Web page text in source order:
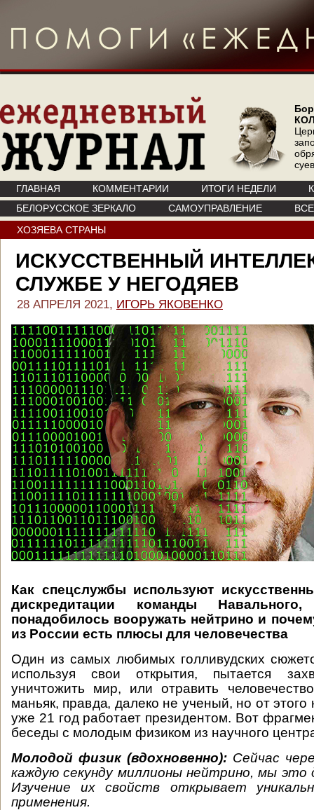
ГЛАВНАЯ КОММЕНТАРИИ ИТОГИ НЕДЕЛИ
БЕЛОРУССКОЕ ЗЕРКАЛО
САМОУПРАВЛЕНИЕ
ХОЗЯЕВА СТРАНЫ
ИСКУССТВЕННЫЙ
СЛУЖБЕ У НЕГОДЯЕВ
28 АПРЕЛЯ 2021, ИГОРЬ ЯКОВЕНКО
Как спецслужбы используют
дискредитации команды
понадобилось вооружать нейтрино и
из России есть плюсы для человечества
Один из самых любимых голливудских
используя свои открытия, пытается
уничтожить мир, или отравить
маньяк, правда, далеко не ученый, но от
уже 21 год работает президентом. Вот
беседы с молодым физиком из научного
Молодой физик (вдохновенно): Сейчас
каждую секунду миллионы нейтрино, мы это
Изучение их свойств открывает
применения.